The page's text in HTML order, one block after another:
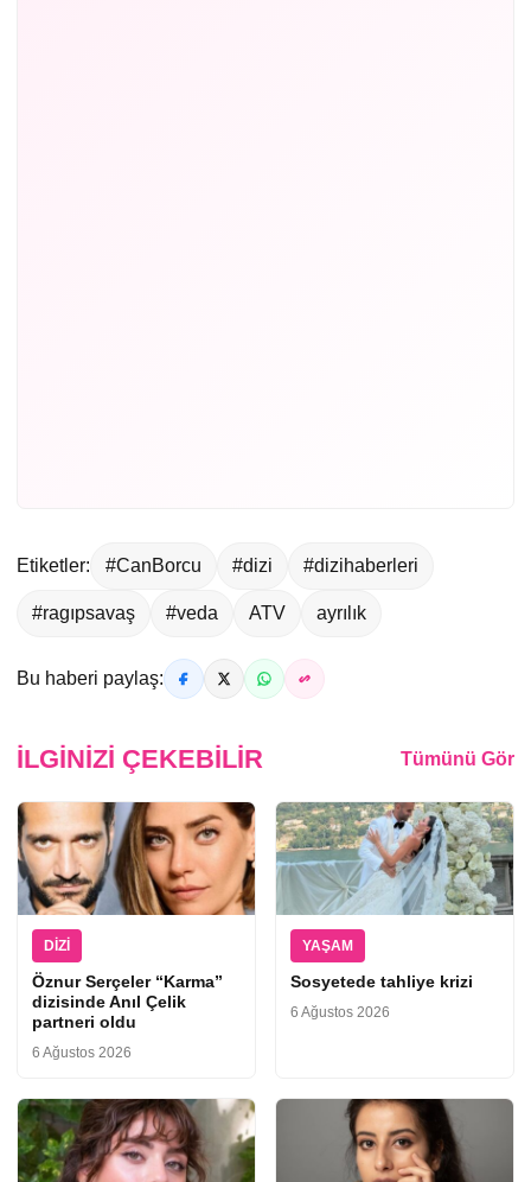
Etiketler: #CanBorcu #dizi #dizihaberleri
#ragıpsavaş #veda ATV ayrılık
Bu haberi paylaş:
İLGINIZI ÇEKEBILIR Tümünü Gör
DIZI
Öznur Serçeler “Karma”
dizisinde Anıl Çelik
partneri oldu
6 Ağustos 2026
YAŞAM
Sosyetede tahliye krizi
6 Ağustos 2026